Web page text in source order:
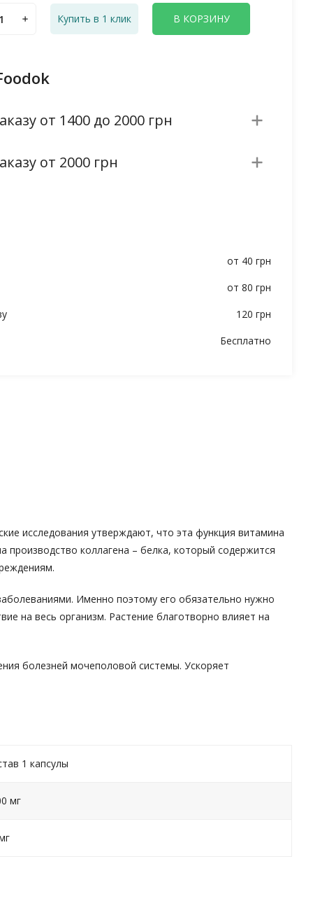
Купить в 1 клик В КОРЗИНУ
от 1400 до 2000 грн
от 2000 грн
от 40 грн
от 80 грн
120 грн
Бесплатно
исследования утверждают, что эта функция витамина
коллагена – белка, который содержится
Именно поэтому его обязательно нужно
на весь организм. Растение благотворно влияет на
болезней мочеполовой системы. Ускоряет
1 капсулы
мг